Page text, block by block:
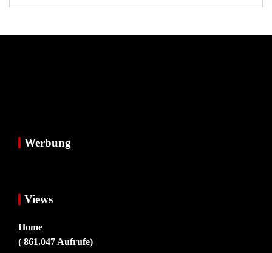
Werbung
Views
Home
( 861.047 Aufrufe)